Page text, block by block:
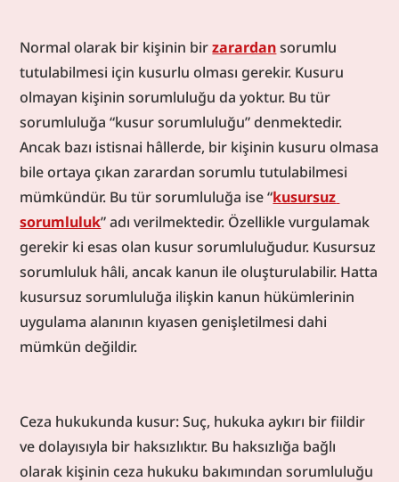
Normal olarak bir kişinin bir zarardan sorumlu
tutulabilmesi için kusurlu olması gerekir. Kusuru
olmayan kişinin sorumluluğu da yoktur. Bu tür
sorumluluğa “kusur sorumluluğu” denmektedir.
Ancak bazı istisnai hâllerde, bir kişinin kusuru olmasa
bile ortaya çıkan zarardan sorumlu tutulabilmesi
mümkündür. Bu tür sorumluluğa ise “kusursuz
sorumluluk” adı verilmektedir. Özellikle vurgulamak
gerekir ki esas olan kusur sorumluluğudur. Kusursuz
sorumluluk hâli, ancak kanun ile oluşturulabilir. Hatta
kusursuz sorumluluğa ilişkin kanun hükümlerinin
uygulama alanının kıyasen genişletilmesi dahi
mümkün değildir.
Ceza hukukunda kusur: Suç, hukuka aykırı bir fiildir
ve dolayısıyla bir haksızlıktır. Bu haksızlığa bağlı
olarak kişinin ceza hukuku bakımından sorumluluğu